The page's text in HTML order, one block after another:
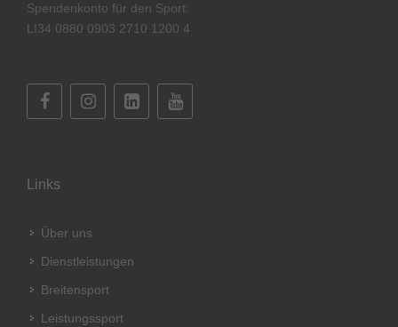
Spendenkonto für den Sport:
LI34 0880 0903 2710 1200 4
Links
Über uns
Dienstleistungen
Breitensport
Leistungssport